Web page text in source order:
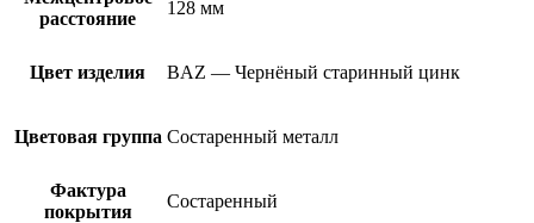
расстояние
128 мм
Цвет изделия BAZ — Чернёный старинный цинк
Цветовая группа Состаренный металл
Фактура
покрытия
Состаренный